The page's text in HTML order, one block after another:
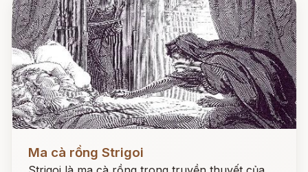
Ma cà rồng Strigoi